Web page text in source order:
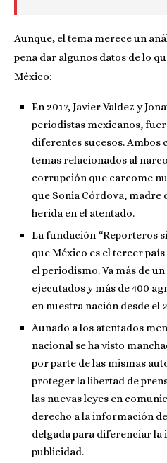
Aunque, el tema merece un
pena dar algunos datos de lo
México:
En 2017, Javier Valdez y
periodistas mexicanos,
diferentes sucesos.
temas relacionados al
corrupción que carcome
que Sonia Córdova, madre
herida en el atentado.
La fundación “Reporteros
que México es el tercer
el periodismo. Va más de
ejecutados y más de 400
en nuestra nación desde el
Aunado a los atentados
nacional se ha visto
por parte de las mismas
proteger la libertad de
las nuevas leyes en
derecho a la información
delgada para diferenciar
publicidad.